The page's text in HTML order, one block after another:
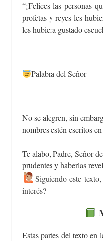
“¡Felices las personas
profetas y reyes les
les hubiera gustado
Palabra del Señor
No se alegren, sin
nombres estén escritos
Te alabo, Padre, Señor
prudentes y haberlas
Siguiendo este
interés?
Estas partes del texto en